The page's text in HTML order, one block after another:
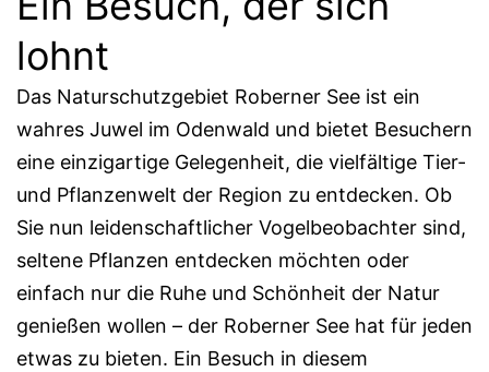
lohnt
Das Naturschutzgebiet Roberner See ist ein
wahres Juwel im Odenwald und bietet Besuchern
eine einzigartige Gelegenheit, die vielfältige Tier-
und Pflanzenwelt der Region zu entdecken. Ob
Sie nun leidenschaftlicher Vogelbeobachter sind,
seltene Pflanzen entdecken möchten oder
einfach nur die Ruhe und Schönheit der Natur
genießen wollen – der Roberner See hat für jeden
etwas zu bieten. Ein Besuch in diesem